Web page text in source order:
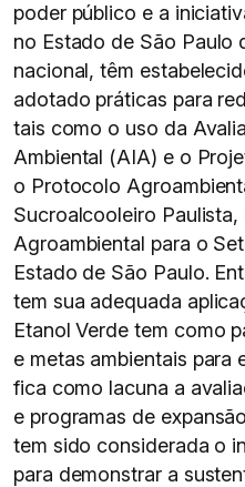
poder público e a
no Estado de São Paulo
nacional, têm
adotado práticas para
tais como o uso da
Ambiental (AIA) e o
o Protocolo
Sucroalcooleiro
Agroambiental para o
Estado de São Paulo.
tem sua adequada
Etanol Verde tem como
e metas ambientais para
fica como lacuna a
e programas de
tem sido considerada o
para demonstrar a